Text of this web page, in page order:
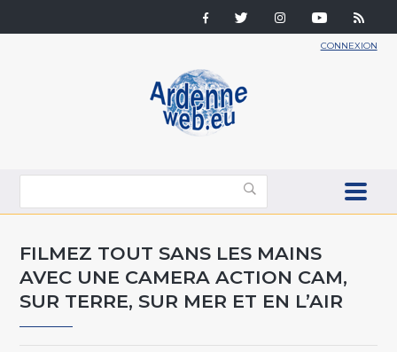
CONNEXION
FILMEZ TOUT SANS LES MAINS
AVEC UNE CAMERA ACTION CAM,
SUR TERRE, SUR MER ET EN L’AIR